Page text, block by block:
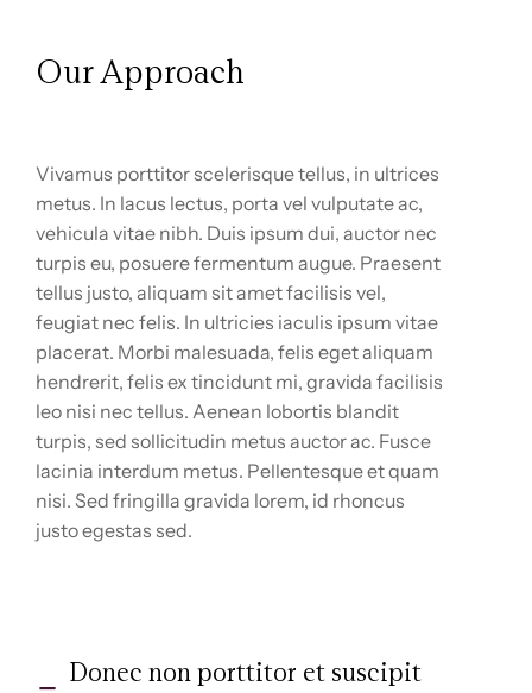
Our Approach
Vivamus porttitor scelerisque tellus, in ultrices
metus. In lacus lectus, porta vel vulputate ac,
vehicula vitae nibh. Duis ipsum dui, auctor nec
turpis eu, posuere fermentum augue. Praesent
tellus justo, aliquam sit amet facilisis vel,
feugiat nec felis. In ultricies iaculis ipsum vitae
placerat. Morbi malesuada, felis eget aliquam
hendrerit, felis ex tincidunt mi, gravida facilisis
leo nisi nec tellus. Aenean lobortis blandit
turpis, sed sollicitudin metus auctor ac. Fusce
lacinia interdum metus. Pellentesque et quam
nisi. Sed fringilla gravida lorem, id rhoncus
justo egestas sed.
Donec non porttitor et suscipit